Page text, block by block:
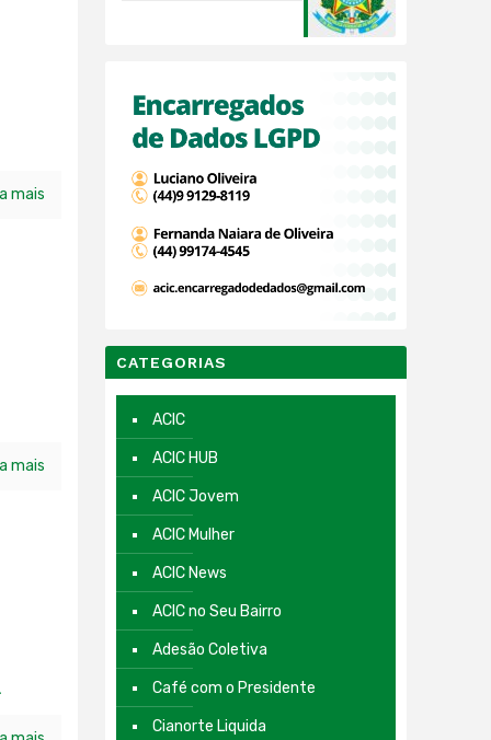
mais
mais
CATEGORIAS
ACIC
ACIC HUB
ACIC Jovem
ACIC Mulher
ACIC News
ACIC no Seu Bairro
Adesão Coletiva
Café com o Presidente
Cianorte Liquida